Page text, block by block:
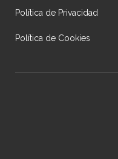
Política de Privacidad
Política de Cookies